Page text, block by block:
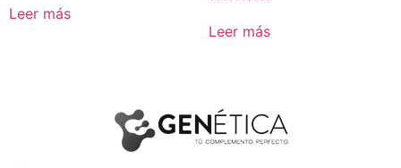
Leer más
con
5.00
Leer más